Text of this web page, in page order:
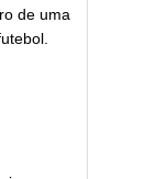
de uma